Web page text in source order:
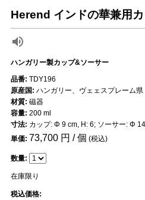
Herend インドの華兼用
ハンガリー製カップ&ソーサー
品番: TDY196
原産国: ハンガリー、ヴェェスプレーム県
材質: 磁器
容量: 200 ml
寸法: カップ: Φ 9 cm, H: 6; ソーサー: Φ
単価: 73,700円 / 個 (税込)
数量:
在庫限り
税込価格: